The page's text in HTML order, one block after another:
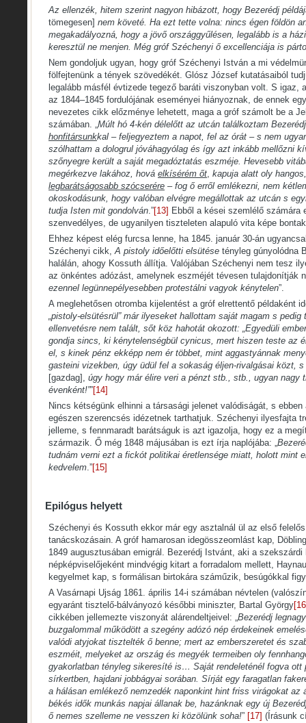
Az ellenzék, hitem szerint nagyon hibázott, hogy Bezerédj
tömegesen] nem követé. Ha ezt tette volna: nincs égen földön
megakadályozná, hogy a jövő országgyűlésen, legalább is a
keresztül ne menjen. Még gróf Széchenyi ő excellenciája is
Nem gondoljuk ugyan, hogy gróf Széchenyi István a mi
fölfejtenünk a tények szövedékét. Glósz József kutatásaiból
legalább másfél évtizede tegező baráti viszonyban volt. S igaz,
az 1844–1845 fordulójának eseményei hiányoznak, de ennek
nevezetes cikk előzménye lehetett, maga a gróf számolt be a
számában. „ Múlt hó 4-kén délelőtt az utcán találkoztam
honfitársunkkal – feljegyeztem a napot, fel az órát – s nem
szólhattam a dologrul jóváhagyólag és így azt inkább mellőzni
szőnyegre került a saját megadóztatás eszméje. Hevesebb
megérkezve lakához, hová elkísérém őt kapuja alatt oly
legbarátságosabb szócserére – fog ő erről emlékezni, nem
okoskodásunk, hogy valóban elvégre megállottak az utcán s
tudja Isten mit gondolván .”[13] Ebből a kései szemlélő számára
szenvedélyes, de ugyanilyen tiszteleten alapuló vita képe
Ehhez képest elég furcsa lenne, ha 1845. január 30-án
Széchenyi cikk, A pistoly időelőtti elsütése tényleg gúnyolódna
halálán, ahogy Kossuth állítja. Valójában Széchenyi nem tesz
az önkéntes adózást, amelynek eszméjét tévesen tulajdonítják
ezennel legünnepélyesebben protestálni vagyok kénytelen”.
A meglehetősen otromba kijelentést a gróf elrettentő példaként
„pistoly-elsütésrül” már ilyeseket hallottam saját magam s
ellenvetésre nem talált, sőt köz hahotát okozott: „Egyedüli
gondja sincs, ki kénytelenségbül cynicus, mert hiszen teste az
el, s kinek pénz ekképp nem ér többet, mint aggastyánnak
gasteini vizekben, úgy üdül fel a sokaság éljen-rivalgásai közt,
[gazdag], úgy hogy már élire veri a pénzt stb., stb., ugyan nagy
évenként!””[14]
Nincs kétségünk elhinni a társasági jelenet valódiságát, s ebben
egészen szerencsés idézetnek tarthatjuk. Széchenyi ilyesfajta
jelleme, s fennmaradt barátságuk is azt igazolja, hogy ez a
származik. Ő még 1848 májusában is ezt írja naplójába: „
tudnám verni ezt a fickót politikai éretlensége miatt, holott mint
kedvelem .”[15]
Epilógus helyett
Széchenyi és Kossuth ekkor már egy asztalnál ül az első
tanácskozásain. A gróf hamarosan idegösszeomlást kap,
1849 augusztusában emigrál. Bezerédj Istvánt, aki a szekszárdi
népképviselőjeként mindvégig kitart a forradalom mellett,
kegyelmet kap, s formálisan birtokára száműzik, besúgókkal
A Vasárnapi Ujság 1861. április 14-i számában névtelen
egyaránt tisztelő-bálványozó későbbi miniszter, Bartal György
cikkében jellemezte viszonyát alárendeltjeivel: „Bezerédj
buzgalommal működött a szegény adózó nép érdekeinek
valódi atyjokat tisztelték ő benne; mert az emberszeretet és
eszméit, melyeket az ország és megyék termeiben oly
gyakorlatban tényleg sikeresíté is… Saját rendeleténél fogva ott
sírkertben, hajdani jobbágyai sorában. Sírját egy faragatlan
a hálásan emlékező nemzedék naponkint hint friss virágokat az
békés idők munkás napjai állanak be, hazánknak egy új
ő nemes szelleme ne vesszen ki közölünk soha!” [17] (Írásunk